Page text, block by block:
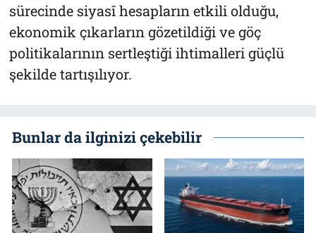
sürecinde siyasî hesapların etkili olduğu,
ekonomik çıkarların gözetildiği ve göç
politikalarının sertleştiği ihtimalleri güçlü
şekilde tartışılıyor.
Bunlar da ilginizi çekebilir